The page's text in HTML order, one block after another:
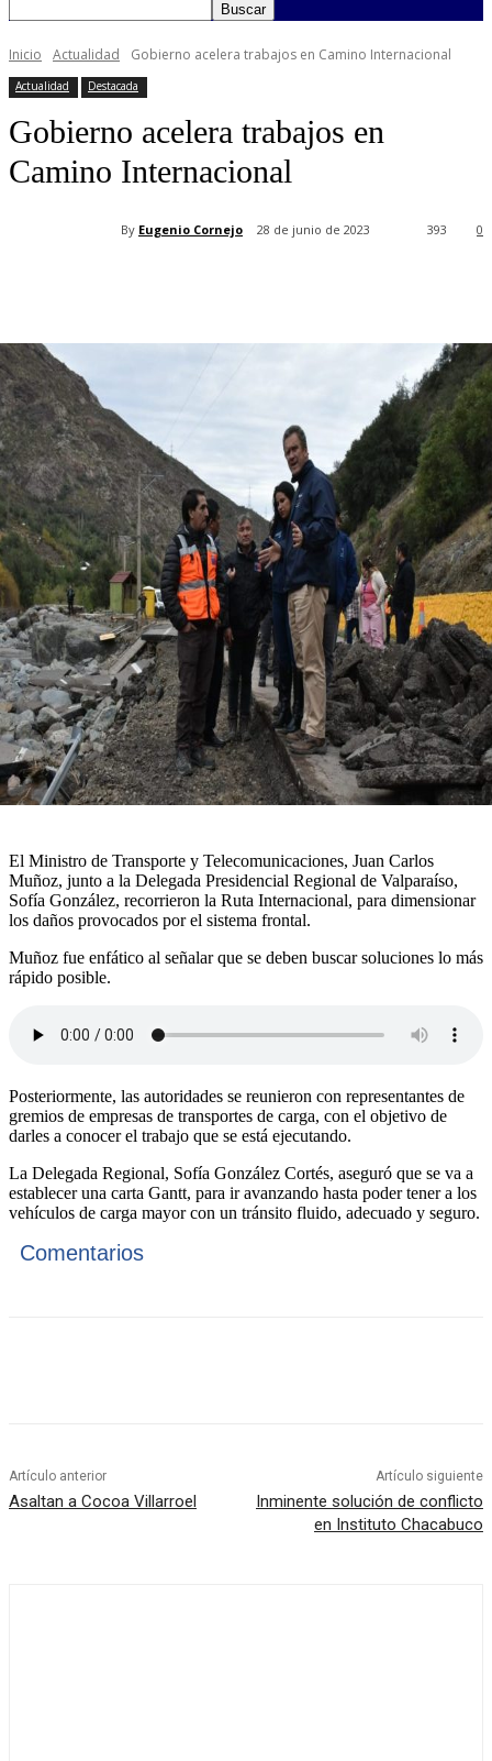
Inicio Actualidad Gobierno acelera trabajos en Camino Internacional
Actualidad Destacada
Gobierno acelera trabajos en
Camino Internacional
By Eugenio Cornejo 28 de junio de 2023 0
393
El Ministro de Transporte y Telecomunicaciones, Juan Carlos
Muñoz, junto a la Delegada Presidencial Regional de Valparaíso,
Sofía González, recorrieron la Ruta Internacional, para dimensionar
los daños provocados por el sistema frontal.
Muñoz fue enfático al señalar que se deben buscar soluciones lo más
rápido posible.
Posteriormente, las autoridades se reunieron con representantes de
gremios de empresas de transportes de carga, con el objetivo de
darles a conocer el trabajo que se está ejecutando.
La Delegada Regional, Sofía González Cortés, aseguró que se va a
establecer una carta Gantt, para ir avanzando hasta poder tener a los
vehículos de carga mayor con un tránsito fluido, adecuado y seguro.
Comentarios
Artículo anterior
Asaltan a Cocoa Villarroel
Artículo siguiente
Inminente solución de conflicto
en Instituto Chacabuco